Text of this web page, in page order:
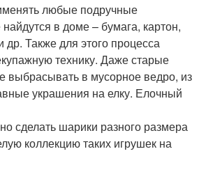
любые подручные
в доме – бумага, картон,
др. Также для этого процесса
технику. Даже старые
выбрасывать в мусорное ведро, из
украшения на елку. Елочный
сделать шарики разного размера
коллекцию таких игрушек на